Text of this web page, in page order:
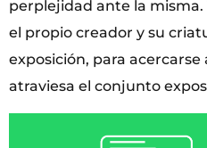
perplejidad ante la
el propio creador y su
exposición, para
atraviesa el conjunto